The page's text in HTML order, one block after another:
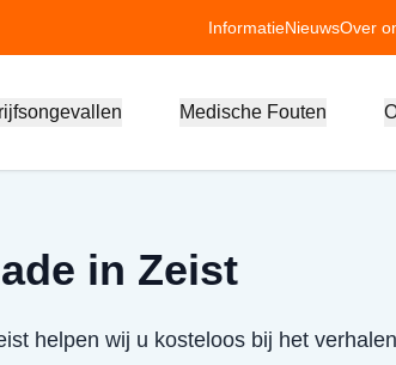
InformatieNieuwsOver
Medische Fouten
in Zeist
helpen wij u kosteloos bij het